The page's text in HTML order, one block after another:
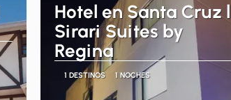
Hotel en Santa Cruz l
Sirari Suites by
Regina
1 DESTINOS 1 NOCHES